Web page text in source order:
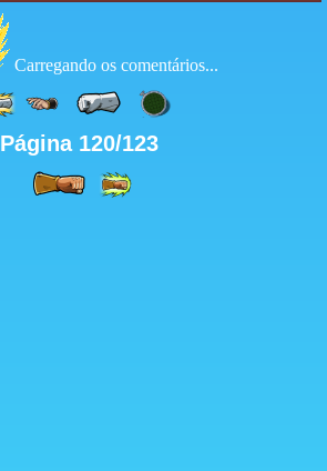
Carregando os comentários...
Página 120/123